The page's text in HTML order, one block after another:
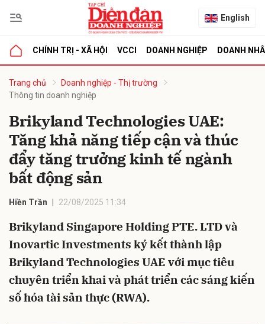
English
CHÍNH TRỊ - XÃ HỘI VCCI DOANH NGHIỆP DOANH
Trang chủ
Doanh nghiệp - Thị trường
Thông tin doanh nghiệp
Brikyland Technologies UAE:
Tăng khả năng tiếp cận và thúc
đẩy tăng trưởng kinh tế ngành
bất động sản
Hiền Trần 22/08/2025 11:34
Brikyland Singapore Holding PTE. LTD và
Inovartic Investments ký kết thành lập
Brikyland Technologies UAE với mục tiêu
chuyên triển khai và phát triển các sáng kiến
số hóa tài sản thực (RWA).
luận